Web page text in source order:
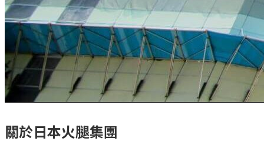
關於日本火腿集團